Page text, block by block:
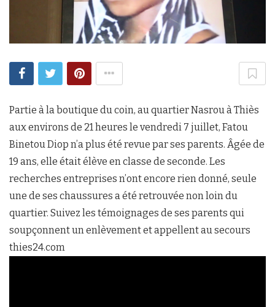
Partie à la boutique du coin, au quartier Nasrou à Thiès
aux environs de 21 heures le vendredi 7 juillet, Fatou
Binetou Diop n’a plus été revue par ses parents. Âgée de
19 ans, elle était élève en classe de seconde. Les
recherches entreprises n’ont encore rien donné, seule
une de ses chaussures a été retrouvée non loin du
quartier. Suivez les témoignages de ses parents qui
soupçonnent un enlèvement et appellent au secours
thies24.com